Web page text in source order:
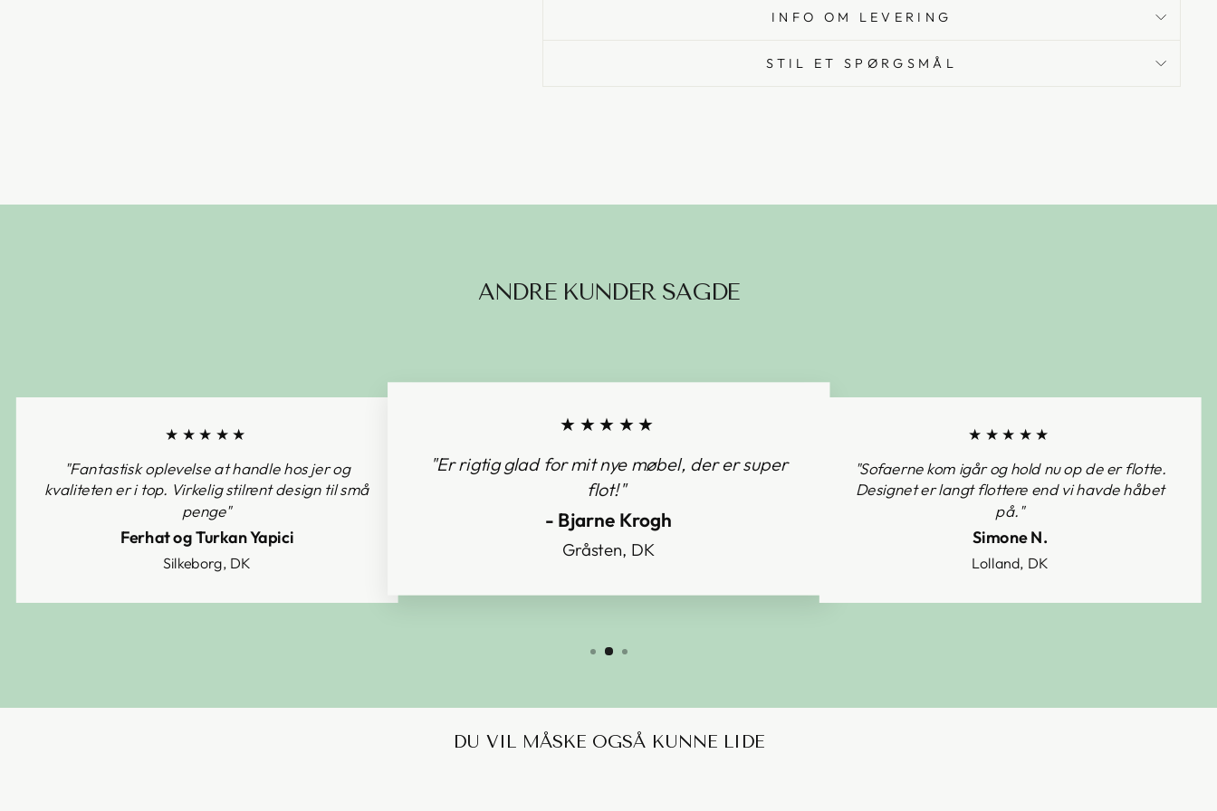
INFO OM LEVERING
STIL ET SPØRGSMÅL
ANDRE KUNDER SAGDE
★★★★★
"Fantastisk oplevelse at handle hos jer og
kvaliteten er i top. Virkelig stilrent design til små
penge"
Ferhat og Turkan Yapici
Silkeborg, DK
★★★★★
"Er rigtig glad for mit nye møbel, der er super
flot!"
- Bjarne Krogh
Gråsten, DK
★★★★★
"Sofaerne kom igår og hold nu op de er flotte.
Designet er langt flottere end vi havde håbet
på."
Simone N.
Lolland, DK
DU VIL MÅSKE OGSÅ KUNNE LIDE